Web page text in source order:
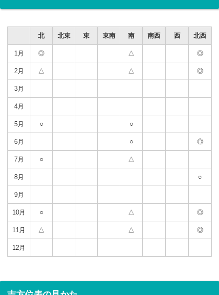
北 北東 東 東南 南 南西 西 北西
1月 ◎ △ ◎
2月 △ △ ◎
3月
4月
5月 ○ ○
6月 ○ ◎
7月 ○ △
8月 ○
9月
10月 ○ △ ◎
11月 △ △ ◎
12月